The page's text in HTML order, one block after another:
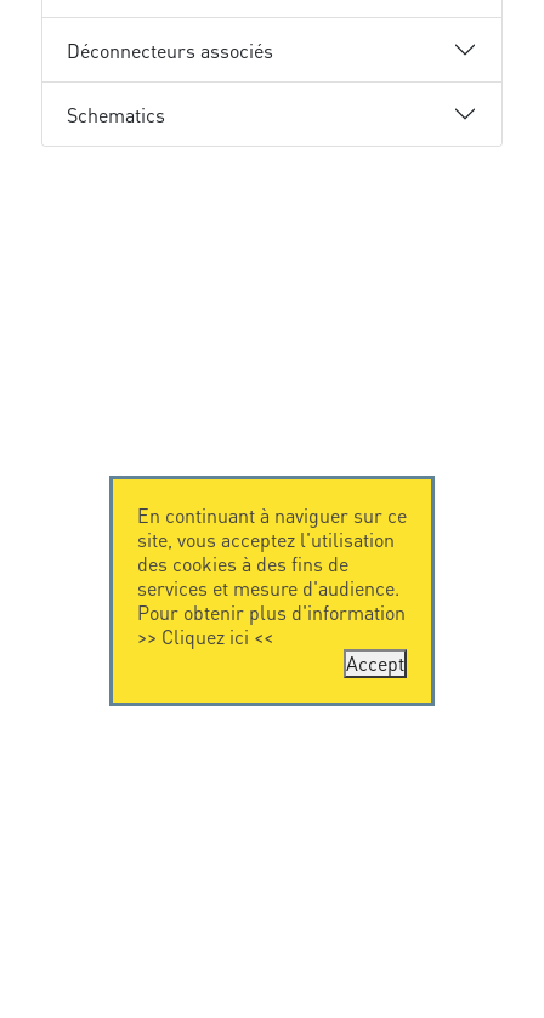
Déconnecteurs associés
Schematics
En continuant à naviguer sur ce
site, vous acceptez l'utilisation
des cookies à des fins de
services et mesure d'audience.
Pour obtenir plus d'information
>> Cliquez ici <<
Accept